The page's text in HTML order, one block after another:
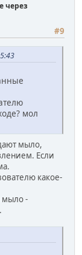
через
#9
мол
мыло,
Если
какое-
мыло -